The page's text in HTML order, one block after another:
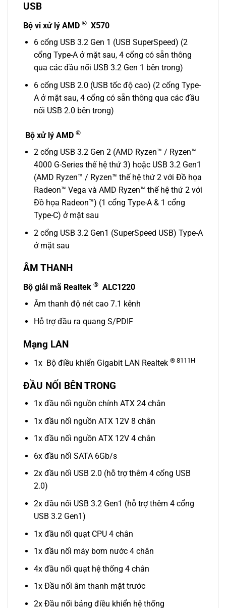
USB
Bộ vi xử lý AMD ® X570
6 cổng USB 3.2 Gen 1 (USB SuperSpeed) (2
cổng Type-A ở mặt sau, 4 cổng có sẵn thông
qua các đầu nối USB 3.2 Gen 1 bên trong)
6 cổng USB 2.0 (USB tốc độ cao) (2 cổng Type-
A ở mặt sau, 4 cổng có sẵn thông qua các đầu
nối USB 2.0 bên trong)
Bộ xử lý AMD ®
2 cổng USB 3.2 Gen 2 (AMD Ryzen™ / Ryzen™
4000 G-Series thế hệ thứ 3) hoặc USB 3.2 Gen1
(AMD Ryzen™ / Ryzen™ thế hệ thứ 2 với Đồ họa
Radeon™ Vega và AMD Ryzen™ thế hệ thứ 2 với
Đồ họa Radeon™) (1 cổng Type-A & 1 cổng
Type-C) ở mặt sau
2 cổng USB 3.2 Gen1 (SuperSpeed ​​USB) Type-A
ở mặt sau
ÂM THANH
Bộ giải mã Realtek ® ALC1220
Âm thanh độ nét cao 7.1 kênh
Hỗ trợ đầu ra quang S/PDIF
Mạng LAN
1x Bộ điều khiển Gigabit LAN Realtek ® 8111H
ĐẦU NỐI BÊN TRONG
1x đầu nối nguồn chính ATX 24 chân
1x đầu nối nguồn ATX 12V 8 chân
1x đầu nối nguồn ATX 12V 4 chân
6x đầu nối SATA 6Gb/s
2x đầu nối USB 2.0 (hỗ trợ thêm 4 cổng USB
2.0)
2x đầu nối USB 3.2 Gen1 (hỗ trợ thêm 4 cổng
USB 3.2 Gen1)
1x đầu nối quạt CPU 4 chân
1x đầu nối máy bơm nước 4 chân
4x đầu nối quạt hệ thống 4 chân
1x Đầu nối âm thanh mặt trước
2x Đầu nối bảng điều khiển hệ thống